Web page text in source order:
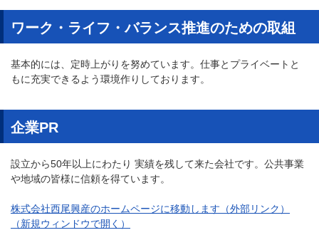
ワーク・ライフ・バランス推進のための取組
基本的には、定時上がりを努めています。仕事とプライベートと
もに充実できるよう環境作りしております。
企業PR
設立から50年以上にわたり 実績を残して来た会社です。公共事業
や地域の皆様に信頼を得ています。
株式会社西尾興産のホームページに移動します（外部リンク）
（新規ウィンドウで開く）